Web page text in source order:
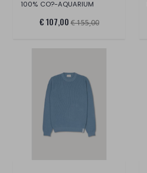
100% CO?-AQUARIUM
€ 107,00 € 155,00